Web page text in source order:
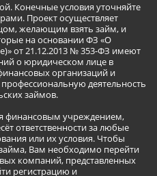
Конечные условия уточняйте
Проект осуществляет
желающим взять займ, и
на основании ФЗ «О
от 21.12.2013 № 353-ФЗ имеют
о юридическом лице в
организаций и
деятельность
займов.
финансовым учреждением,
ответственности за любые
или их условия. Чтобы
Вам необходимо перейти
компаний, представленных
регистрацию и